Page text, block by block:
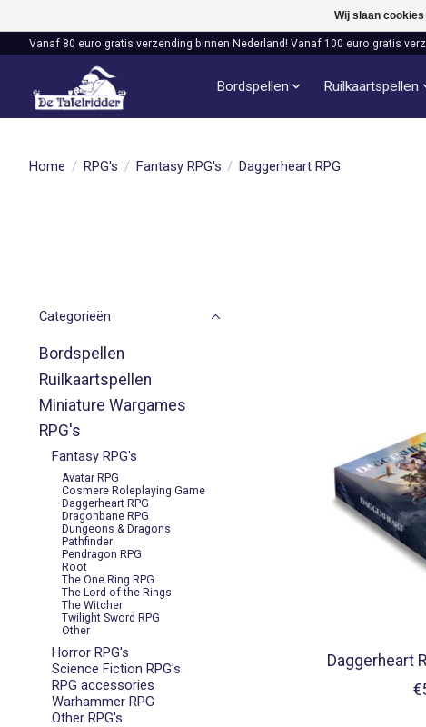
Vanaf 80 euro gratis verzending binnen Nederland! Vanaf 100 euro gratis
Bordspellen Ruilkaartspellen
Home / RPG's / Fantasy RPG's / Daggerheart RPG
Categorieën
Bordspellen
Ruilkaartspellen
Miniature Wargames
RPG's
Fantasy RPG's
Avatar RPG
Cosmere Roleplaying Game
Daggerheart RPG
Dragonbane RPG
Dungeons & Dragons
Pathfinder
Pendragon RPG
Root
The One Ring RPG
The Lord of the Rings
The Witcher
Twilight Sword RPG
Other
Horror RPG's
Science Fiction RPG's
RPG accessories
Warhammer RPG
Other RPG's
Daggerheart
Wij slaan